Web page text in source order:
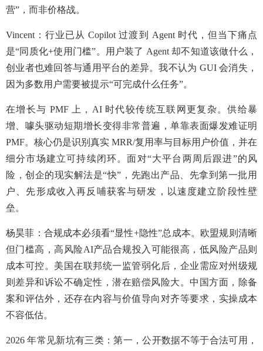
营”，而非价格战。
Vincent：行业已从 Copilot 过渡到 Agent 时代，但当下痛点
是“同质化+使用门槛”。用户装了 Agent 却不知道该做什么，
创业者也难回答与通用平台的差异。我不认为 GUI 会消失，
因为多数用户需要被提示“可完成什么任务”。
在增长与 PMF 上，AI 时代较传统互联网更复杂。供给暴
增、噱头驱动短期增长变得非常普遍，单靠表面爆发难证明
PMF。核心仍是识别真实 MRR/复用率与目标用户价值，并在
细分市场建立可持续闭环。面对“大平台两周后跟进”的风
险，创企的现实解法是“快”，先跑出产品、先拿到第一批用
户、先形成收入再反哺获客与研发，以速度建立阶段性壁
垒。
杨昊菲：合规成本必须看“显性+隐性”总成本。欧盟规则清晰
但门槛高，高风险AI产品合规投入可能很高，低风险产品则
成本可控。美国在联邦统一监管弱化后，企业需应对州级规
则差异和诉讼不确定性，潜在赔偿风险大。中国方面，除备
案和评估外，还存在内容与价值导向对齐等要求，实操成本
不容低估。
2026 年常见新坑有三类：第一，公开数据不等于合法可用，